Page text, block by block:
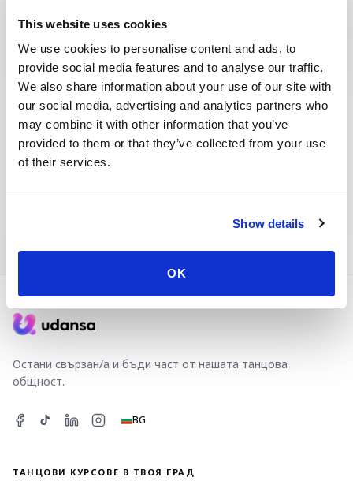
This website uses cookies
We use cookies to personalise content and ads, to
provide social media features and to analyse our traffic.
We also share information about your use of our site with
our social media, advertising and analytics partners who
may combine it with other information that you’ve
provided to them or that they’ve collected from your use
of their services.
Show details
OK
Начало Танцови курсове
Танцов партньор
Остани свързан/а и бъди част от нашата танцова
общност.
BG
ТАНЦОВИ КУРСОВЕ В ТВОЯ ГРАД